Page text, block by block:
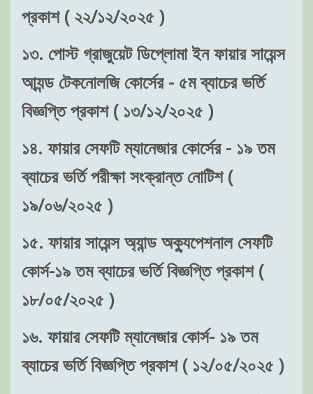
প্রকাশ ( ২২/১২/২০২৫ )
১৩. পোস্ট গ্রাজুয়েট ডিপ্লোমা ইন ফায়ার সায়েন্স
আ্যন্ড টেকনোলজি কোর্সের - ৫ম ব্যাচের ভর্তি
বিজ্ঞপ্তি প্রকাশ ( ১৩/১২/২০২৫ )
১৪. ফায়ার সেফটি ম্যানেজার কোর্সের - ১৯ তম
ব্যাচের ভর্তি পরীক্ষা সংক্রান্ত নোটিশ (
১৯/০৬/২০২৫ )
১৫. ফায়ার সায়েন্স অ্যান্ড অক্যুপেশনাল সেফটি
কোর্স-১৯ তম ব্যাচের ভর্তি বিজ্ঞপ্তি প্রকাশ (
১৮/০৫/২০২৫ )
১৬. ফায়ার সেফটি ম্যানেজার কোর্স- ১৯ তম
ব্যাচের ভর্তি বিজ্ঞপ্তি প্রকাশ ( ১২/০৫/২০২৫ )